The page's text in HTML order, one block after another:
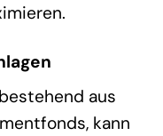
aus
kann